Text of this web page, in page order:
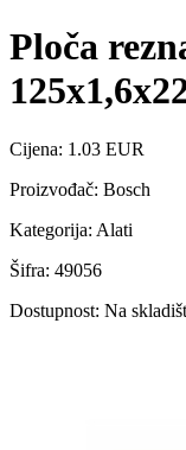
Ploča
Cijena: 1.03 EUR
Proizvođač: Bosch
Kategorija: Alati
Šifra: 49056
Dostupnost: Na